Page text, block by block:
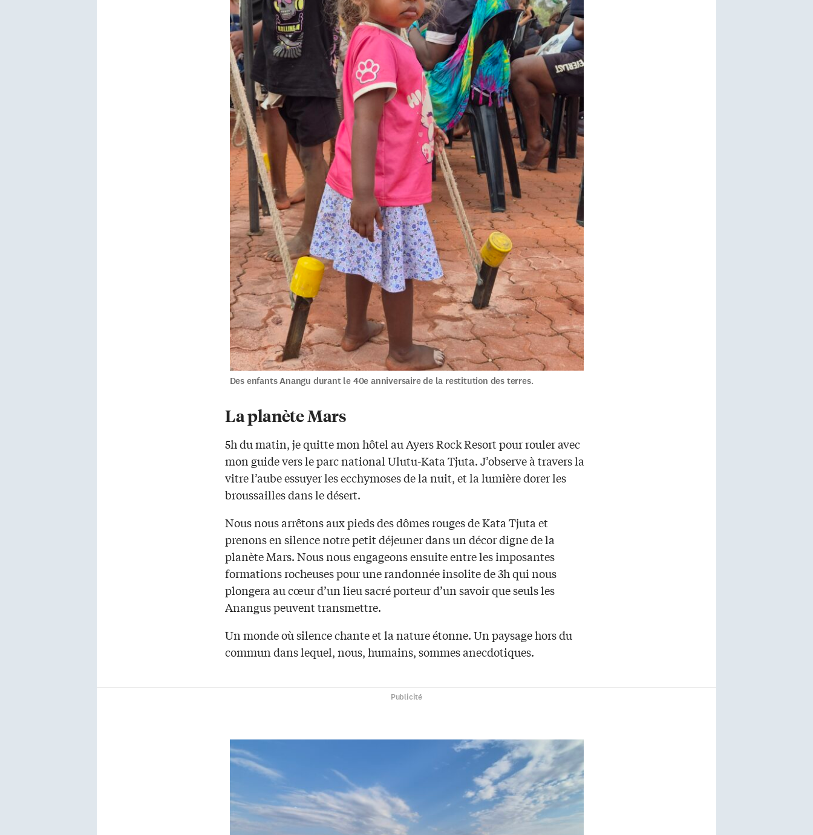
Des enfants Anangu durant le 40e anniversaire de la restitution des terres.
La planète Mars
5h du matin, je quitte mon hôtel au Ayers Rock Resort pour rouler avec
mon guide vers le parc national Ulutu-Kata Tjuta. J’observe à travers la
vitre l’aube essuyer les ecchymoses de la nuit, et la lumière dorer les
broussailles dans le désert.
Nous nous arrêtons aux pieds des dômes rouges de Kata Tjuta et
prenons en silence notre petit déjeuner dans un décor digne de la
planète Mars. Nous nous engageons ensuite entre les imposantes
formations rocheuses pour une randonnée insolite de 3h qui nous
plongera au cœur d’un lieu sacré porteur d’un savoir que seuls les
Anangus peuvent transmettre.
Un monde où silence chante et la nature étonne. Un paysage hors du
commun dans lequel, nous, humains, sommes anecdotiques.
Publicité